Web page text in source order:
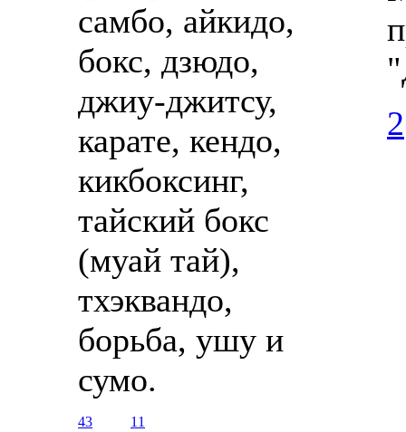
самбо, айкидо,
бокс, дзюдо,
джиу-джитсу,
карате, кендо,
кикбоксинг,
тайский бокс
(муай тай),
тхэквандо,
борьба, ушу и
сумо.
43 11
2